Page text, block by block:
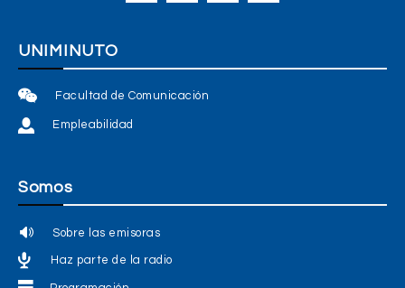
UNIMINUTO
Facultad de Comunicación
Empleabilidad
Somos
Sobre las emisoras
Haz parte de la radio